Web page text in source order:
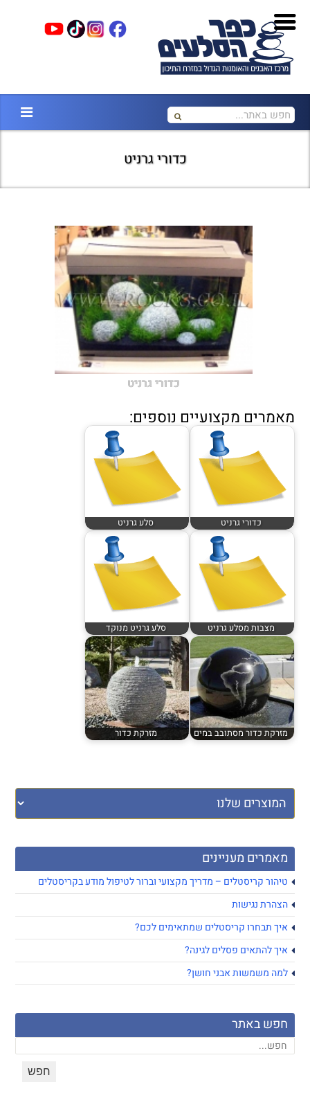
כדורי גרניט
מאמרים מעניינים
טיהור קריסטלים – מדריך מקצועי וברור לטיפול מודע בקריסטלים
הצהרת נגישות
איך תבחרו קריסטלים שמתאימים לכם?
איך להתאים פסלים לגינה?
למה משמשות אבני חושן?
חפש באתר
כדורי גרניט
מאמרים מקצועיים נוספים:
כדורי גרניט סלע גרניט
מצבות מסלע גרניט סלע גרניט מנוקד
מזרקת כדור מסתובב במים מזרקת כדור